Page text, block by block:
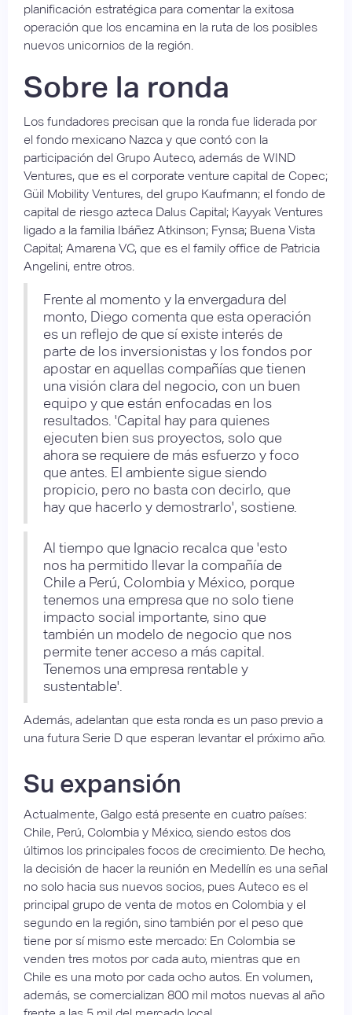
planificación estratégica para comentar la exitosa
operación que los encamina en la ruta de los posibles
nuevos unicornios de la región.
Sobre la ronda
Los fundadores precisan que la ronda fue liderada por
el fondo mexicano Nazca y que contó con la
participación del Grupo Auteco, además de WIND
Ventures, que es el corporate venture capital de Copec;
Güil Mobility Ventures, del grupo Kaufmann; el fondo de
capital de riesgo azteca Dalus Capital; Kayyak Ventures
ligado a la familia Ibáñez Atkinson; Fynsa; Buena Vista
Capital; Amarena VC, que es el family office de Patricia
Angelini, entre otros.
Frente al momento y la envergadura del
monto, Diego comenta que esta operación
es un reflejo de que sí existe interés de
parte de los inversionistas y los fondos por
apostar en aquellas compañías que tienen
una visión clara del negocio, con un buen
equipo y que están enfocadas en los
resultados. 'Capital hay para quienes
ejecuten bien sus proyectos, solo que
ahora se requiere de más esfuerzo y foco
que antes. El ambiente sigue siendo
propicio, pero no basta con decirlo, que
hay que hacerlo y demostrarlo', sostiene.
Al tiempo que Ignacio recalca que 'esto
nos ha permitido llevar la compañía de
Chile a Perú, Colombia y México, porque
tenemos una empresa que no solo tiene
impacto social importante, sino que
también un modelo de negocio que nos
permite tener acceso a más capital.
Tenemos una empresa rentable y
sustentable'.
Además, adelantan que esta ronda es un paso previo a
una futura Serie D que esperan levantar el próximo año.
Su expansión
Actualmente, Galgo está presente en cuatro países:
Chile, Perú, Colombia y México, siendo estos dos
últimos los principales focos de crecimiento. De hecho,
la decisión de hacer la reunión en Medellín es una señal
no solo hacia sus nuevos socios, pues Auteco es el
principal grupo de venta de motos en Colombia y el
segundo en la región, sino también por el peso que
tiene por sí mismo este mercado: En Colombia se
venden tres motos por cada auto, mientras que en
Chile es una moto por cada ocho autos. En volumen,
además, se comercializan 800 mil motos nuevas al año